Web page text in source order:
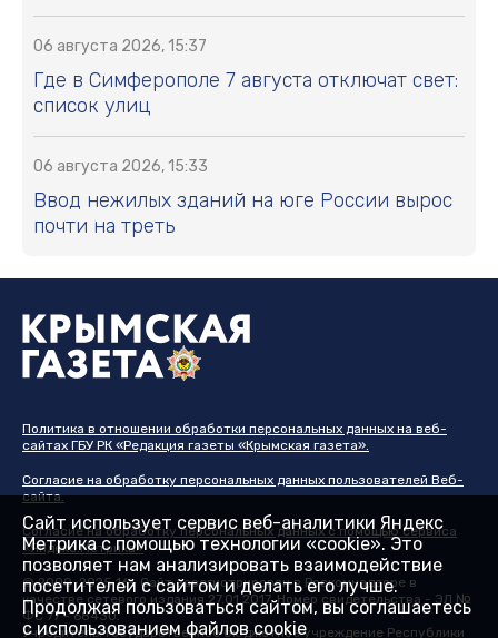
06 августа 2026, 15:37
Где в Симферополе 7 августа отключат свет:
список улиц
06 августа 2026, 15:33
Ввод нежилых зданий на юге России вырос
почти на треть
Политика в отношении обработки персональных данных на веб-
сайтах ГБУ РК «Редакция газеты «Крымская газета».
Согласие на обработку персональных данных пользователей Веб-
сайта.
Согласие на обработку персональных данных с помощью сервиса
«Яндекс.Метрика»
© 2000-2025 16+ Сайт зарегистрирован в Роскомнадзоре в
качестве сетевого издания 27.01.2017. Номер свидетельства - ЭЛ №
ФС 77 - 68430.
Учредитель: Государственное бюджетное учреждение Республики
Сайт использует сервис веб-аналитики Яндекс
Метрика с помощью технологии «cookie». Это
позволяет нам анализировать взаимодействие
посетителей с сайтом и делать его лучше.
Продолжая пользоваться сайтом, вы соглашаетесь
с использованием файлов cookie